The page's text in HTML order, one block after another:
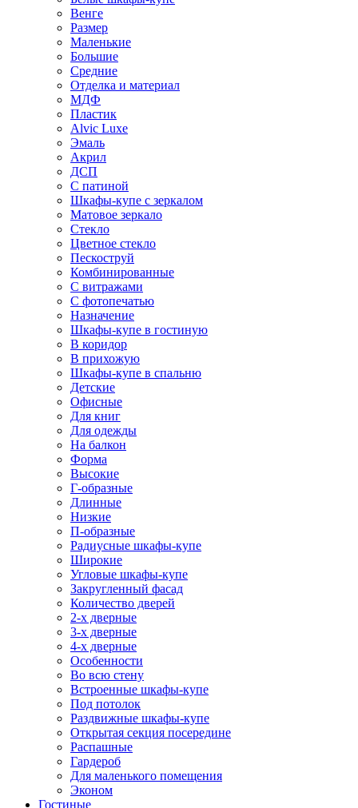
Венге
Размер
Маленькие
Большие
Средние
Отделка и материал
МДФ
Пластик
Alvic Luxe
Эмаль
Акрил
ДСП
С патиной
Шкафы-купе с зеркалом
Матовое зеркало
Стекло
Цветное стекло
Пескоструй
Комбинированные
С витражами
С фотопечатью
Назначение
Шкафы-купе в гостиную
В коридор
В прихожую
Шкафы-купе в спальню
Детские
Офисные
Для книг
Для одежды
На балкон
Форма
Высокие
Г-образные
Длинные
Низкие
П-образные
Радиусные шкафы-купе
Широкие
Угловые шкафы-купе
Закругленный фасад
Количество дверей
2-х дверные
3-х дверные
4-х дверные
Особенности
Во всю стену
Встроенные шкафы-купе
Под потолок
Раздвижные шкафы-купе
Открытая секция посередине
Распашные
Гардероб
Для маленького помещения
Эконом
Гостиные